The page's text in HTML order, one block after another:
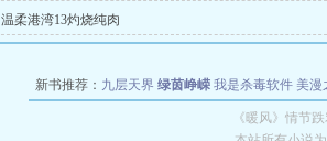
温柔港湾13灼烧纯肉
新书推荐： 九层天界 绿茵峥嵘 我是杀毒软件 美漫
都市全能巨星
《暖风》情节